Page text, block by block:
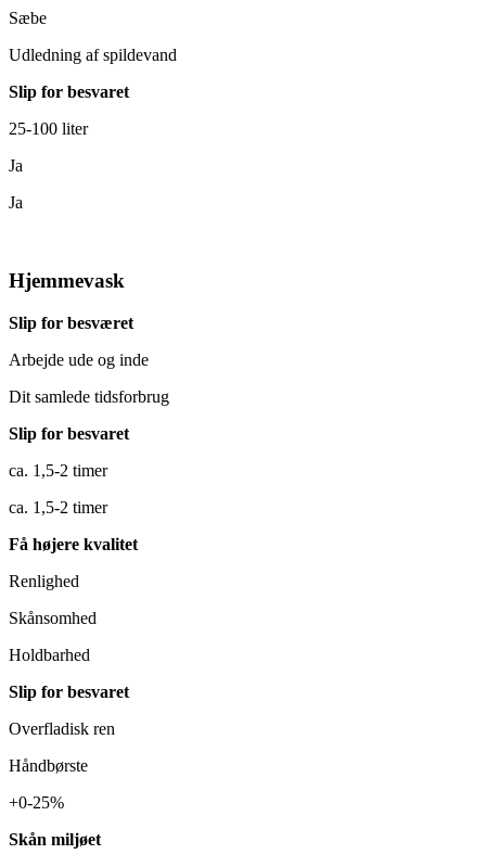
Sæbe
Udledning af spildevand
Slip for besvaret
25-100 liter
Ja
Ja
Hjemmevask
Slip for besværet
Arbejde ude og inde
Dit samlede tidsforbrug
Slip for besvaret
ca. 1,5-2 timer
ca. 1,5-2 timer
Få højere kvalitet
Renlighed
Skånsomhed
Holdbarhed
Slip for besvaret
Overfladisk ren
Håndbørste
+0-25%
Skån miljøet